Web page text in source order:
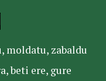
moldatu, zabaldu
beti ere, gure